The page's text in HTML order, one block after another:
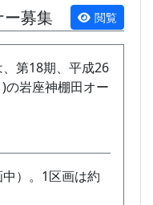
閲覧
募集
第18期、平成26
の岩座神棚田オー
）。1区画は約